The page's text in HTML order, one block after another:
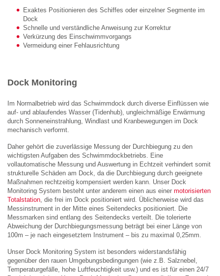
Exaktes Positionieren des Schiffes oder einzelner Segmente im
Dock
Schnelle und verständliche Anweisung zur Korrektur
Verkürzung des Einschwimmvorgangs
Vermeidung einer Fehlausrichtung
Dock Monitoring
Im Normalbetrieb wird das Schwimmdock durch diverse Einflüssen wie
auf- und ablaufendes Wasser (Tidenhub), ungleichmäßige Erwärmung
durch Sonneneinstrahlung, Windlast und Kranbewegungen im Dock
mechanisch verformt.
Daher gehört die zuverlässige Messung der Durchbiegung zu den
wichtigsten Aufgaben des Schwimmdockbetriebs. Eine
vollautomatische Messung und Auswertung in Echtzeit verhindert somit
strukturelle Schäden am Dock, da die Durchbiegung durch geeignete
Maßnahmen rechtzeitig kompensiert werden kann. Unser Dock
Monitoring System besteht unter anderem einen aus einer motorisierten
Totalstation , die frei im Dock positioniert wird. Üblicherweise wird das
Messinstrument in der Mitte eines Seitendecks positioniert. Die
Messmarken sind entlang des Seitendecks verteilt. Die tolerierte
Abweichung der Durchbiegungsmessung beträgt bei einer Länge von
100m – je nach eingesetztem Instrument – bis zu maximal 0,25mm.
Unser Dock Monitoring System ist besonders widerstandsfähig
gegenüber den rauen Umgebungsbedingungen (wie z.B. Salznebel,
Temperaturgefälle, hohe Luftfeuchtigkeit usw.) und es ist für einen 24/7